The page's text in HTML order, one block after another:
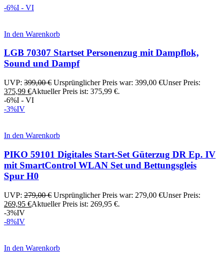
-6%I - VI
In den Warenkorb
LGB 70307 Startset Personenzug mit Dampflok,
Sound und Dampf
UVP: 399,00€ Ursprünglicher Preis war: 399,00 €Unser Preis:
375,99 €Aktueller Preis ist: 375,99 €.
-6%I - VI
-3%IV
In den Warenkorb
PIKO 59101 Digitales Start-Set Güterzug DR Ep. IV
mit SmartControl WLAN Set und Bettungsgleis
Spur H0
UVP: 279,00€ Ursprünglicher Preis war: 279,00 €Unser Preis:
269,95 €Aktueller Preis ist: 269,95 €.
-3%IV
-8%IV
In den Warenkorb